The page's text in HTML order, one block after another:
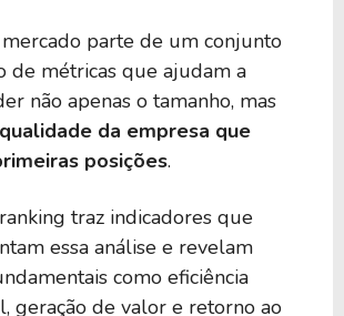
parte de um conjunto
de métricas que ajudam a
não apenas o tamanho, mas
qualidade da empresa que
posições.
traz indicadores que
essa análise e revelam
como eficiência
geração de valor e retorno ao